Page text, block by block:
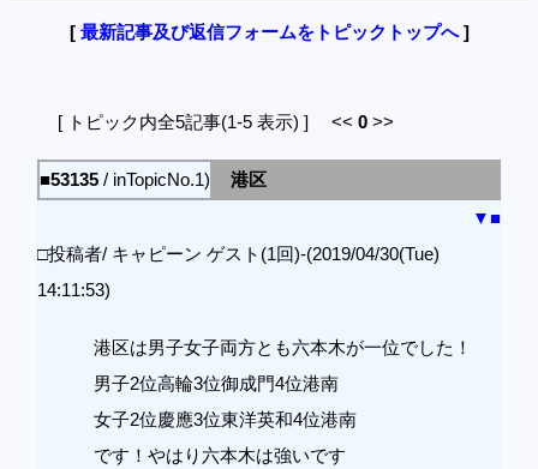
[ 最新記事及び返信フォームをトピックトップへ]
[ トピック内全5記事(1-5 表示) ] << 0 >>
■53135 / inTopicNo.1)
港区
▼■
□投稿者/ キャピーン ゲスト(1回)-(2019/04/30(Tue)
14:11:53)
港区は男子女子両方とも六本木が一位でした！
男子2位高輪3位御成門4位港南
女子2位慶應3位東洋英和4位港南
です！やはり六本木は強いです